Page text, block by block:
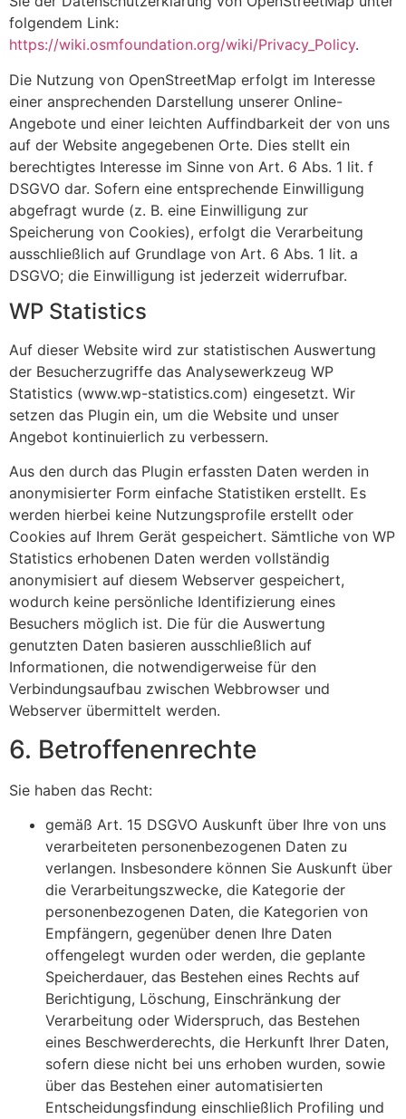
folgendem Link:
https://wiki.osmfoundation.org/wiki/Privacy_Policy.
Die Nutzung von OpenStreetMap erfolgt im Interesse
einer ansprechenden Darstellung unserer Online-
Angebote und einer leichten Auffindbarkeit der von uns
auf der Website angegebenen Orte. Dies stellt ein
berechtigtes Interesse im Sinne von Art. 6 Abs. 1 lit. f
DSGVO dar. Sofern eine entsprechende Einwilligung
abgefragt wurde (z. B. eine Einwilligung zur
Speicherung von Cookies), erfolgt die Verarbeitung
ausschließlich auf Grundlage von Art. 6 Abs. 1 lit. a
DSGVO; die Einwilligung ist jederzeit widerrufbar.
WP Statistics
Auf dieser Website wird zur statistischen Auswertung
der Besucherzugriffe das Analysewerkzeug WP
Statistics (www.wp-statistics.com) eingesetzt. Wir
setzen das Plugin ein, um die Website und unser
Angebot kontinuierlich zu verbessern.
Aus den durch das Plugin erfassten Daten werden in
anonymisierter Form einfache Statistiken erstellt. Es
werden hierbei keine Nutzungsprofile erstellt oder
Cookies auf Ihrem Gerät gespeichert. Sämtliche von WP
Statistics erhobenen Daten werden vollständig
anonymisiert auf diesem Webserver gespeichert,
wodurch keine persönliche Identifizierung eines
Besuchers möglich ist. Die für die Auswertung
genutzten Daten basieren ausschließlich auf
Informationen, die notwendigerweise für den
Verbindungsaufbau zwischen Webbrowser und
Webserver übermittelt werden.
6. Betroffenenrechte
Sie haben das Recht:
gemäß Art. 15 DSGVO Auskunft über Ihre von uns
verarbeiteten personenbezogenen Daten zu
verlangen. Insbesondere können Sie Auskunft über
die Verarbeitungszwecke, die Kategorie der
personenbezogenen Daten, die Kategorien von
Empfängern, gegenüber denen Ihre Daten
offengelegt wurden oder werden, die geplante
Speicherdauer, das Bestehen eines Rechts auf
Berichtigung, Löschung, Einschränkung der
Verarbeitung oder Widerspruch, das Bestehen
eines Beschwerderechts, die Herkunft Ihrer Daten,
sofern diese nicht bei uns erhoben wurden, sowie
über das Bestehen einer automatisierten
Entscheidungsfindung einschließlich Profiling und